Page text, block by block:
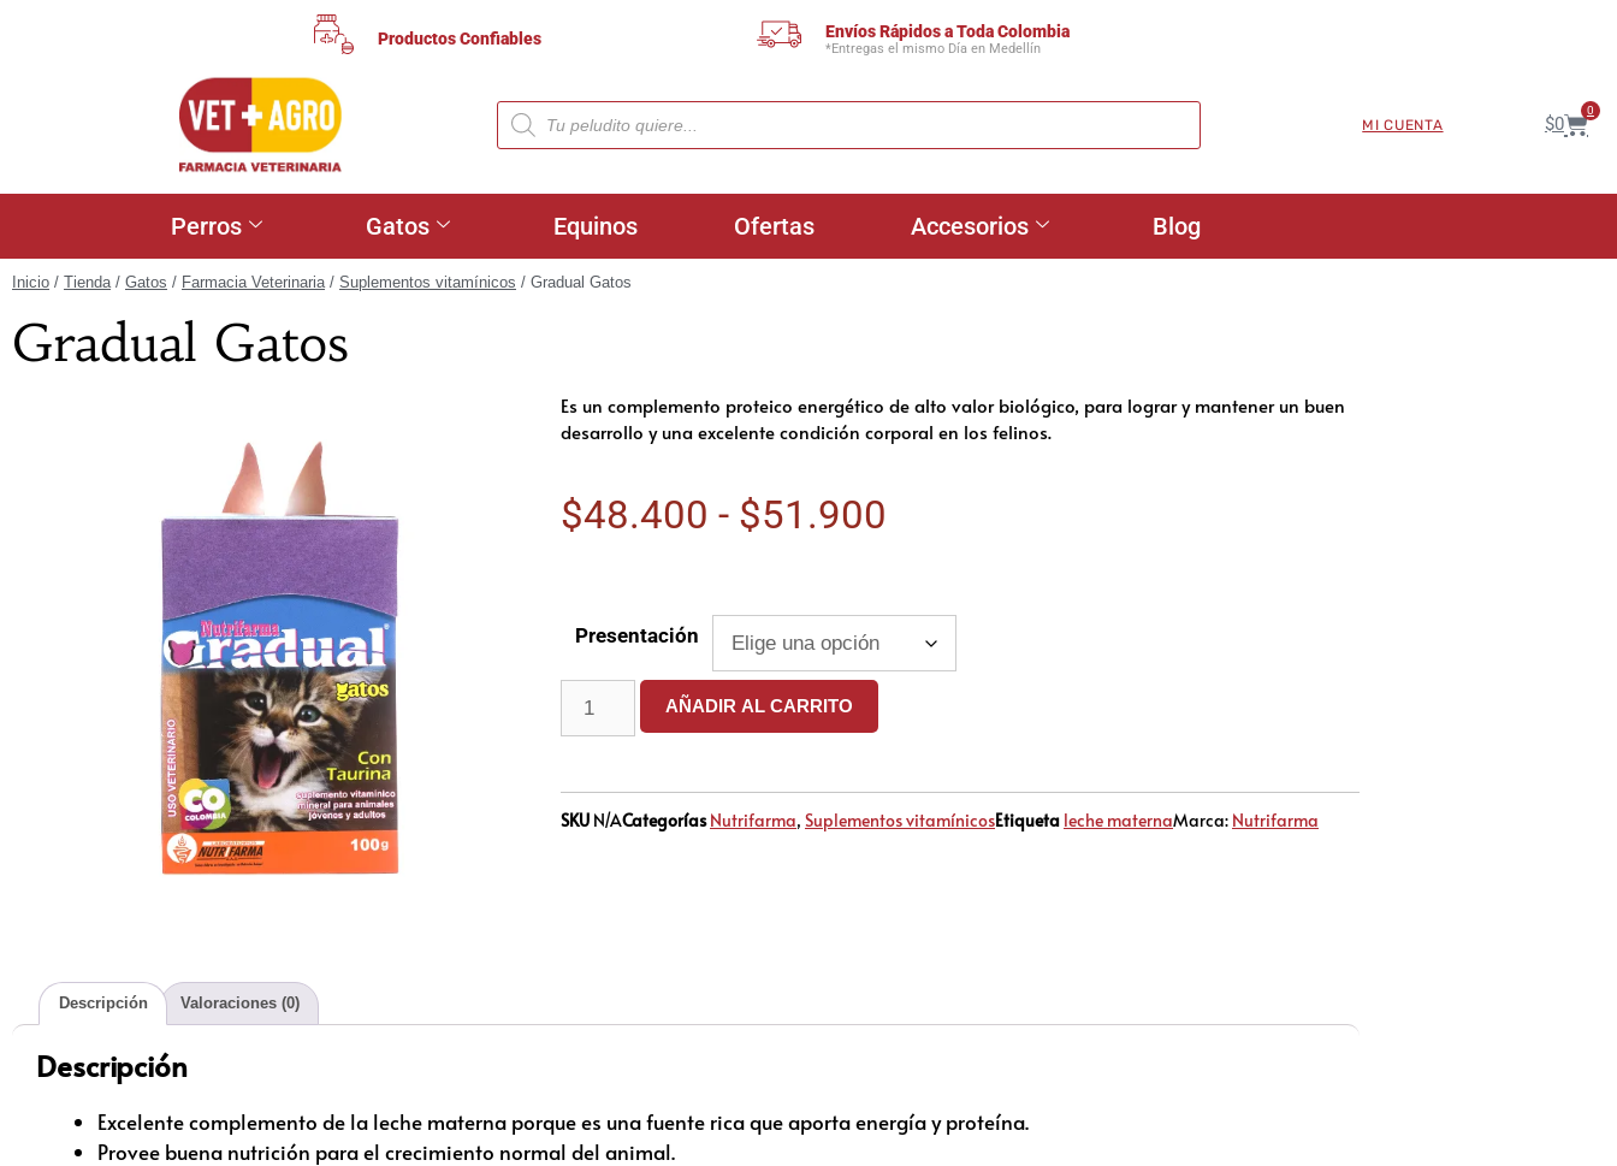
Productos Confiables Envíos Rápidos a Toda Colombia
*Entregas el mismo Día en Medellín
MI CUENTA $0
0
Perros Gatos Equinos Ofertas Accesorios Blog
Inicio / Tienda/ Gatos / Farmacia Veterinaria/ Suplementos vitamínicos / Gradual Gatos
Gradual Gatos
Es un complemento proteico energético de alto valor biológico, para lograr y mantener un buen
desarrollo y una excelente condición corporal en los felinos.
$48.400 - $51.900
Presentación
AÑADIR AL CARRITO
SKU N/ACategorías Nutrifarma, Suplementos vitamínicosEtiqueta leche maternaMarca: Nutrifarma
Descripción Valoraciones (0)
Descripción
Excelente complemento de la leche materna porque es una fuente rica que aporta energía y proteína.
Provee buena nutrición para el crecimiento normal del animal.